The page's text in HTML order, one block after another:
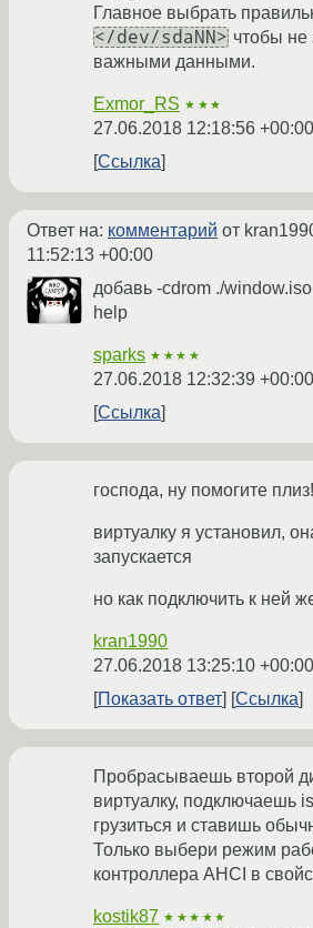
Главное выбрать
</dev/sdaNN> чтобы не
важными данными.
Exmor_RS ★★★
27.06.2018 12:18:56 +00:00
Ссылка
Ответ на: комментарий от
11:52:13 +00:00
добавь -cdrom ./
help
sparks ★★★★
27.06.2018 12:32:39 +00:00
Ссылка
господа, ну помогите плиз!
виртуалку я установил,
запускается
но как подключить к ней
kran1990
27.06.2018 13:25:10 +00:00
Показать ответ Ссылка
Пробрасываешь второй
виртуалку, подключаешь
грузиться и ставишь
Только выбери режим
контроллера AHCI в
kostik87 ★★★★★